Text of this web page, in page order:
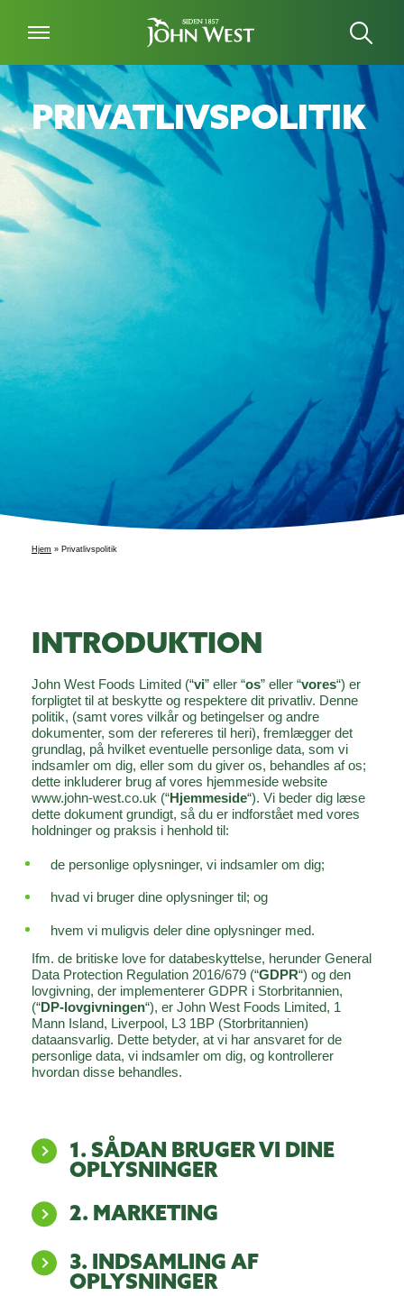
PRIVATLIVSPOLITIK
Hjem » Privatlivspolitik
INTRODUKTION
John West Foods Limited (“vi” eller “os” eller “vores“) er
forpligtet til at beskytte og respektere dit privatliv. Denne
politik, (samt vores vilkår og betingelser og andre
dokumenter, som der refereres til heri), fremlægger det
grundlag, på hvilket eventuelle personlige data, som vi
indsamler om dig, eller som du giver os, behandles af os;
dette inkluderer brug af vores hjemmeside website
www.john-west.co.uk (“Hjemmeside“). Vi beder dig læse
dette dokument grundigt, så du er indforstået med vores
holdninger og praksis i henhold til:
de personlige oplysninger, vi indsamler om dig;
hvad vi bruger dine oplysninger til; og
hvem vi muligvis deler dine oplysninger med.
Ifm. de britiske love for databeskyttelse, herunder General
Data Protection Regulation 2016/679 (“GDPR“) og den
lovgivning, der implementerer GDPR i Storbritannien,
(“DP-lovgivningen“), er John West Foods Limited, 1
Mann Island, Liverpool, L3 1BP (Storbritannien)
dataansvarlig. Dette betyder, at vi har ansvaret for de
personlige data, vi indsamler om dig, og kontrollerer
hvordan disse behandles.
1. SÅDAN BRUGER VI DINE
OPLYSNINGER
2. MARKETING
3. INDSAMLING AF
OPLYSNINGER